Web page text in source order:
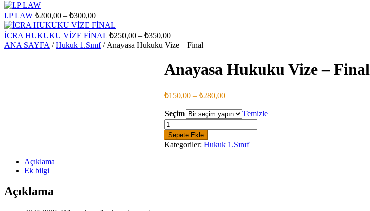
I.P LAW ₺200,00 – ₺300,00Fiyat
aralığı:
₺200,00
-
İCRA HUKUKU VİZE FİNAL ₺250,00 – ₺350,00Fiyat
aralığı:
-
₺350,00
ANA SAYFA /Hukuk 1.Sınıf/ Anayasa Hukuku Vize – Final
Anayasa Hukuku Vize – Final
₺150,00 – ₺280,00Fiyat
₺150,00
-
Seçim
Temizle
Anayasa
Hukuku
Vize
-
Sepete Ekle
Kategoriler: Hukuk 1.Sınıf
Açıklama
Ek bilgi
Açıklama